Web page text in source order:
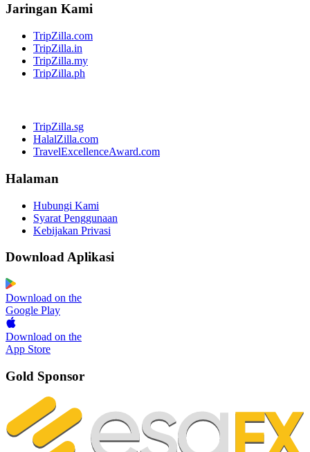
Jaringan Kami
TripZilla.com
TripZilla.in
TripZilla.my
TripZilla.ph
TripZilla.sg
HalalZilla.com
TravelExcellenceAward.com
Halaman
Hubungi Kami
Syarat Penggunaan
Kebijakan Privasi
Download Aplikasi
Download on the
Google Play
Download on the
App Store
Gold Sponsor